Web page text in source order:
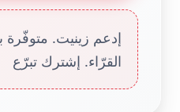
إدعم زينيت.
القرّاء. إشترك تبرّع